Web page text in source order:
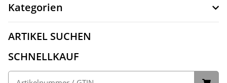
Kategorien
ARTIKEL SUCHEN
SCHNELLKAUF